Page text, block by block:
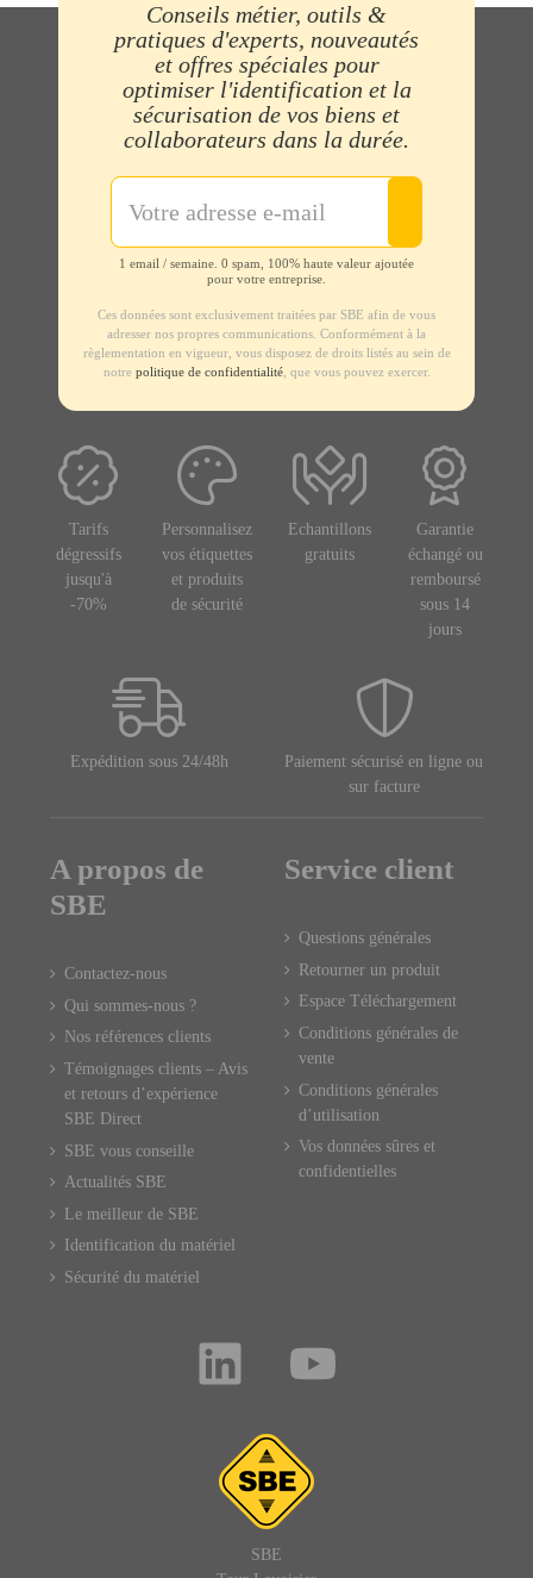
Conseils métier, outils &
pratiques d'experts, nouveautés
et offres spéciales pour
optimiser l'identification et la
sécurisation de vos biens et
collaborateurs dans la durée.
1 email / semaine. 0 spam, 100% haute valeur ajoutée
pour votre entreprise.
Ces données sont exclusivement traitées par SBE afin de vous
adresser nos propres communications. Conformément à la
règlementation en vigueur, vous disposez de droits listés au sein de
notre politique de confidentialité, que vous pouvez exercer.
Tarifs
dégressifs
jusqu'à
-70%
Personnalisez
vos étiquettes
et produits
de sécurité
Echantillons
gratuits
Garantie
échangé ou
remboursé
sous 14
jours
Expédition sous 24/48h
Paiement sécurisé en ligne ou
sur facture
A propos de
SBE
Contactez-nous
Qui sommes-nous ?
Nos références clients
Témoignages clients – Avis
et retours d’expérience
SBE Direct
SBE vous conseille
Actualités SBE
Le meilleur de SBE
Identification du matériel
Sécurité du matériel
Service client
Questions générales
Retourner un produit
Espace Téléchargement
Conditions générales de
vente
Conditions générales
d’utilisation
Vos données sûres et
confidentielles
SBE